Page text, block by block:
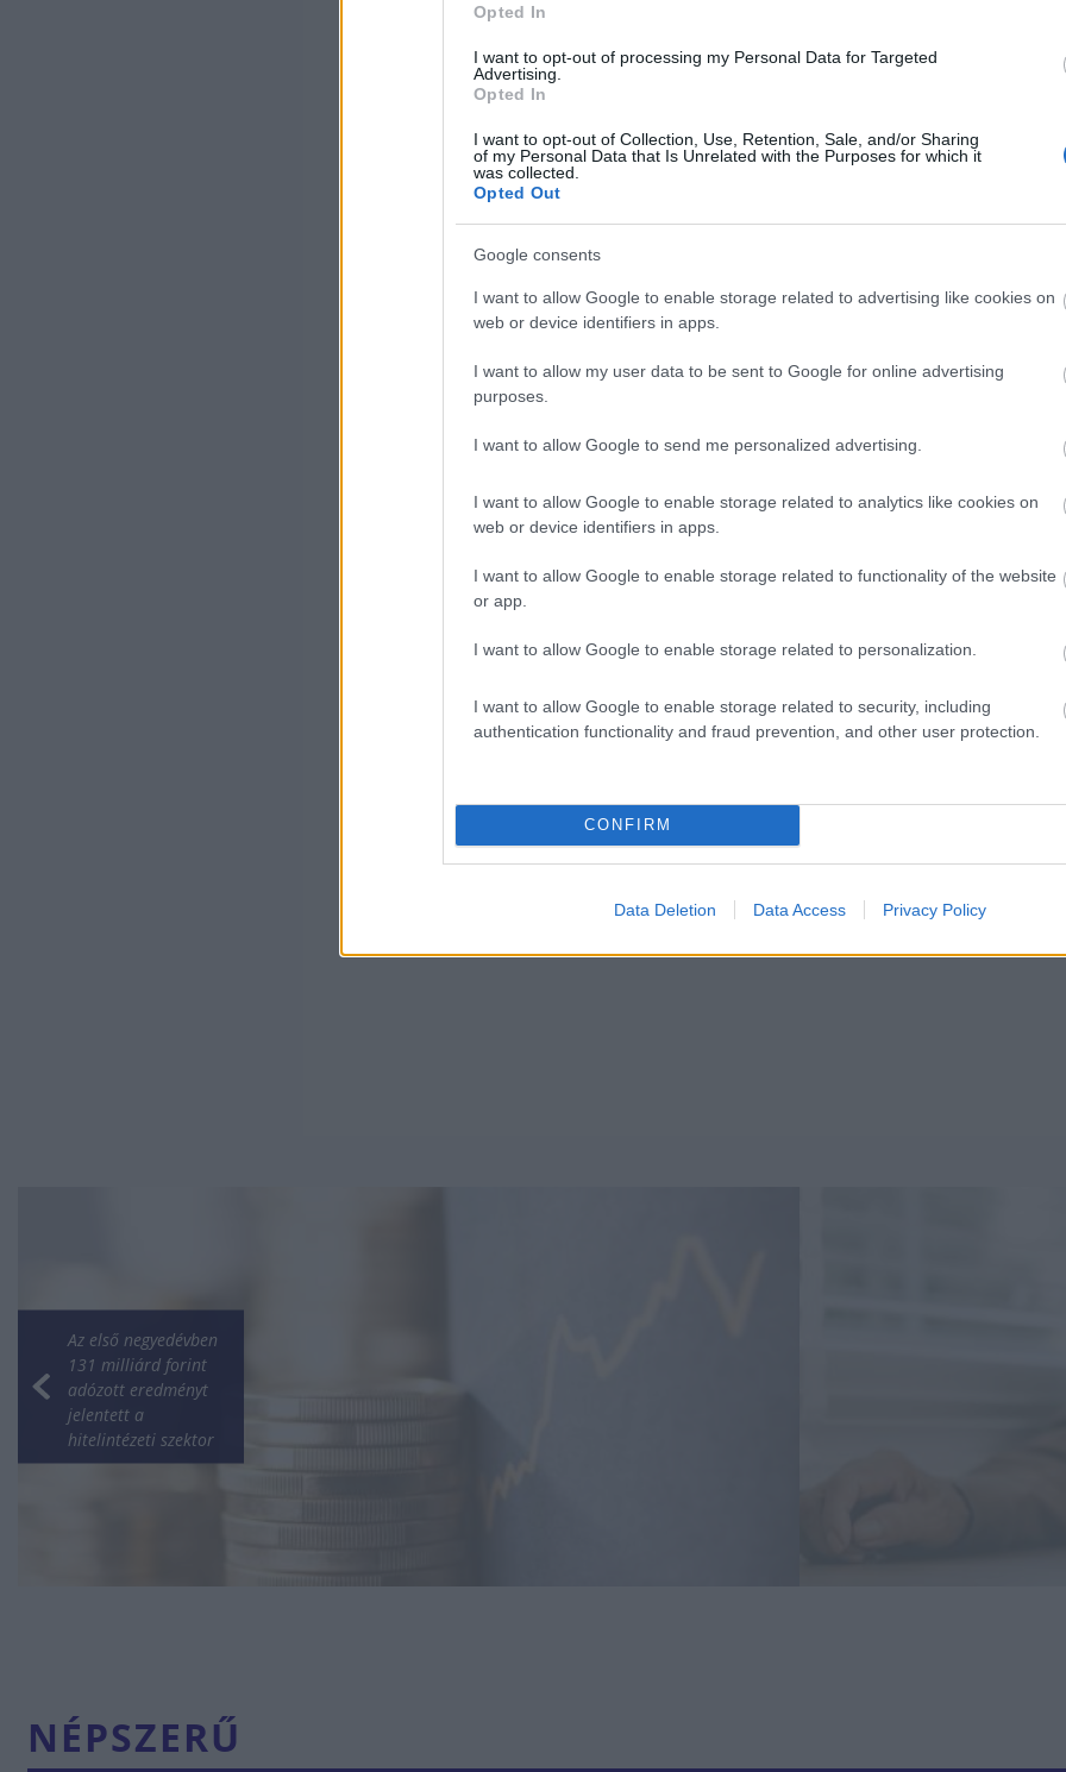
Opted In
I want to opt-out of processing my Personal Data for Targeted
Advertising.
Opted In
I want to opt-out of Collection, Use, Retention, Sale, and/or Sharing
of my Personal Data that Is Unrelated with the Purposes for which it
was collected.
Opted Out
Google consents
I want to allow Google to enable storage related to advertising like cookies on
web or device identifiers in apps.
I want to allow my user data to be sent to Google for online advertising
purposes.
I want to allow Google to send me personalized advertising.
I want to allow Google to enable storage related to analytics like cookies on
web or device identifiers in apps.
I want to allow Google to enable storage related to functionality of the website
or app.
I want to allow Google to enable storage related to personalization.
I want to allow Google to enable storage related to security, including
authentication functionality and fraud prevention, and other user protection.
CONFIRM
Data Deletion Data Access Privacy Policy
Az első negyedévben
131 milliárd forint
adózott eredményt
jelentett a
hitelintézeti szektor
NÉPSZERŰ